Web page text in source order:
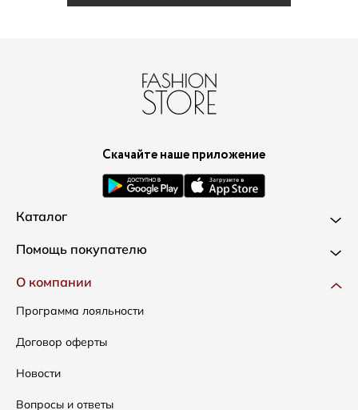
Скачайте наше приложение
Каталог
Новинки
Одежда
Сумки
Аксессуары
Распродажа
Подарочные сертификаты
Помощь покупателю
Доставка и оплата
Как оформить заказ
Условия возвратов
Таблица размеров
Уход за одеждой
О компании
Программа лояльности
Договор оферты
Новости
Вопросы и ответы